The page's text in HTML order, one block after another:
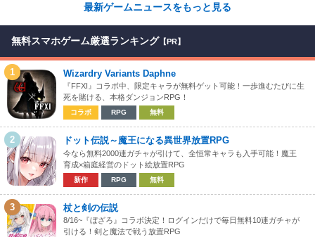
最新ゲームニュースをもっと見る
無料スマホゲーム厳選ランキング 【PR】
1 Wizardry Variants Daphne
『FFXI』コラボ中、限定キャラが無料ゲット可能！一歩進むたびに生
死を賭ける、本格ダンジョンRPG！
コラボ RPG 無料
2 ドット伝説～魔王になる異世界放置RPG
今なら無料2000連ガチャが引けて、全恒常キャラも入手可能！魔王
育成×箱庭経営のドット絵放置RPG
新作 RPG 無料
3 杖と剣の伝説
8/16~『ぼざろ』コラボ決定！ログインだけで毎日無料10連ガチャが
引ける！剣と魔法で戦う放置RPG